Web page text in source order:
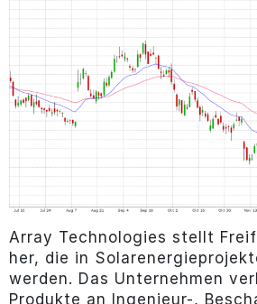
Array Technologies stellt
her, die in
werden. Das Unternehmen
Produkte an Ingenieur-,